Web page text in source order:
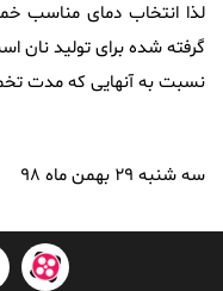
لذا انتخاب دمای مناسب
گرفته شده برای تولید نان
نسبت به آنهایی که مدت
سه شنبه ۲۹ بهمن ماه ۹۸